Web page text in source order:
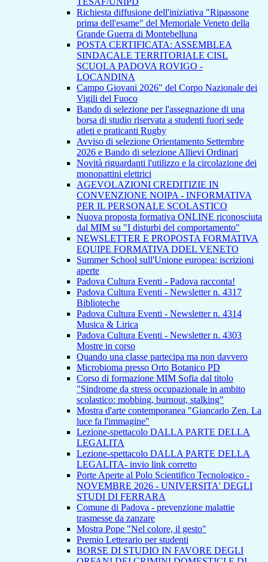
Richiesta diffusione dell'iniziativa "Ripassone
prima dell'esame" del Memoriale Veneto della
Grande Guerra di Montebelluna
POSTA CERTIFICATA: ASSEMBLEA
SINDACALE TERRITORIALE CISL
SCUOLA PADOVA ROVIGO -
LOCANDINA
Campo Giovani 2026" del Corpo Nazionale dei
Vigili del Fuoco
Bando di selezione per l'assegnazione di una
borsa di studio riservata a studenti fuori sede
atleti e praticanti Rugby
Avviso di selezione Orientamento Settembre
2026 e Bando di selezione Allievi Ordinari
Novità riguardanti l'utilizzo e la circolazione dei
monopattini elettrici
AGEVOLAZIONI CREDITIZIE IN
CONVENZIONE NOIPA - INFORMATIVA
PER IL PERSONALE SCOLASTICO
Nuova proposta formativa ONLINE riconosciuta
dal MIM su "I disturbi del comportamento"
NEWSLETTER E PROPOSTA FORMATIVA
EQUIPE FORMATIVA DDEL VENETO
Summer School sull'Unione europea: iscrizioni
aperte
Padova Cultura Eventi - Padova racconta!
Padova Cultura Eventi - Newsletter n. 4317
Biblioteche
Padova Cultura Eventi - Newsletter n. 4314
Musica & Lirica
Padova Cultura Eventi - Newsletter n. 4303
Mostre in corso
Quando una classe partecipa ma non davvero
Microbioma presso Orto Botanico PD
Corso di formazione MIM Sofia dal titolo
"Sindrome da stress occupazionale in ambito
scolastico: mobbing, burnout, stalking"
Mostra d'arte contemporanea "Giancarlo Zen. La
luce fa l'immagine"
Lezione-spettacolo DALLA PARTE DELLA
LEGALITA
Lezione-spettacolo DALLA PARTE DELLA
LEGALITA- invio link corretto
Porte Aperte al Polo Scientifico Tecnologico -
NOVEMBRE 2026 - UNIVERSITA' DEGLI
STUDI DI FERRARA
Comune di Padova - prevenzione malattie
trasmesse da zanzare
Mostra Pope "Nel colore, il gesto"
Premio Letterario per studenti
BORSE DI STUDIO IN FAVORE DEGLI